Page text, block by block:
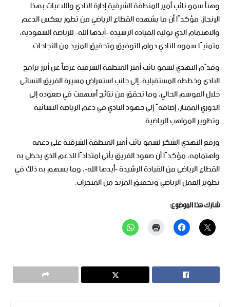
وهنأ سمو نائب أمير المنطقة الشرقية إدارة النادي واللاعبات بهذا
الإنجاز، مؤكدًا أن ما يشهده القطاع الرياضي من تطور يعكس الدعم
والاهتمام الذي توليه القيادة الرشيدة -أيدها الله- للرياضة السعودية،
متمنيًا سموه للنادي دوام التوفيق وتحقيق المزيد من النجاحات.
وقدّم النهدي لسمو نائب أمير المنطقة الشرقية عرضاً عن أبرز برامج
النادي وخططه المستقبلية، إلى جانب استعراض مسيرة الفريق النسائي
خلال الموسم الحالي، وما تحقق من نتائج أسهمت في صعوده إلى
الدوري الممتاز، إضافةً إلى جهود النادي في دعم الرياضة النسائية
وتطوير المواهب الرياضية.
ورفع النهدي الشكر لسمو نائب أمير المنطقة الشرقية على دعمه
واهتمامه، مؤكدًا أن صعود الفريق يأتي امتدادًا للدعم الذي يحظى به
القطاع الرياضي من القيادة الرشيدة -أيدها الله-، وما يسهم به ذلك في
تطوير العمل الرياضي وتحقيق المزيد من المنجزات.
شارك هذا الموضوع: